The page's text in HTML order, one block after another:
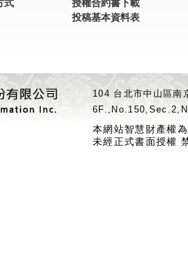
式
授權合約書下載
投稿基本資料表
104 台北市中山區
本網站智慧財產權
未經正式書面授權